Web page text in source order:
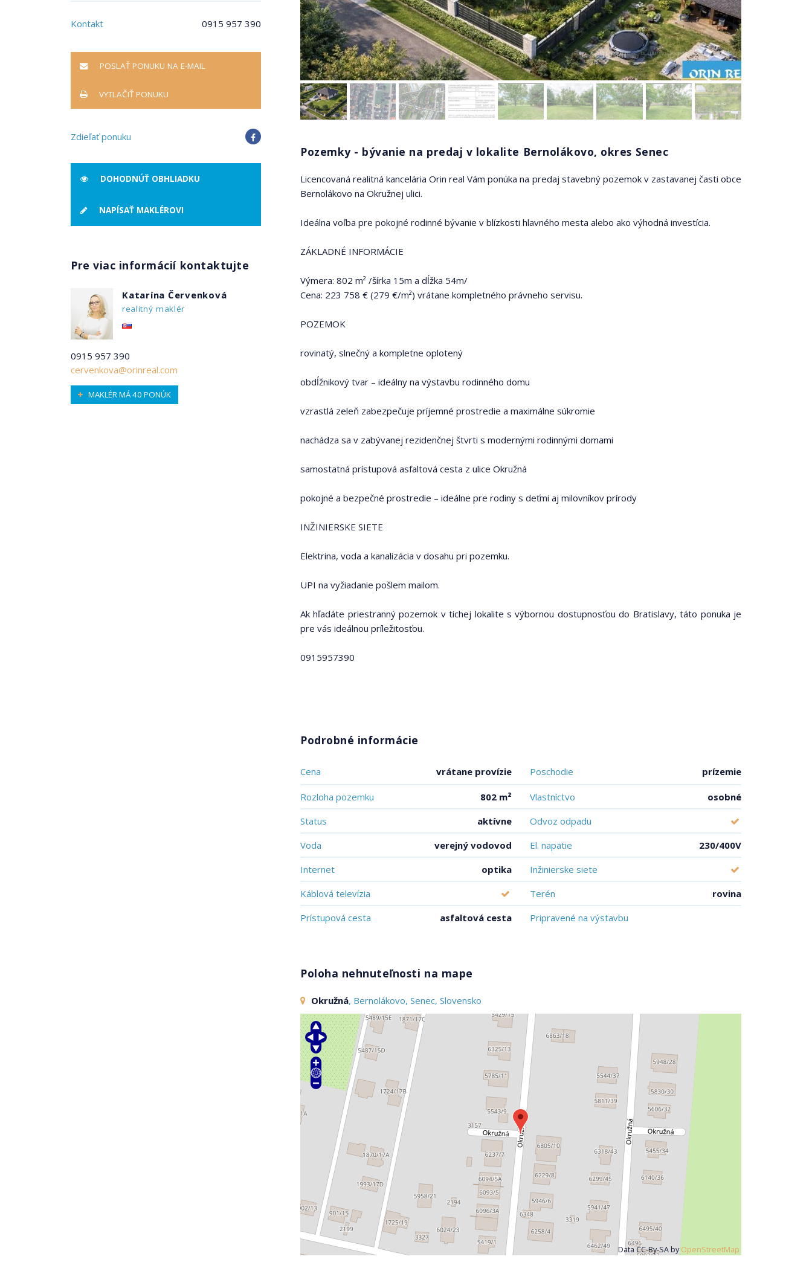
Pozemky - bývanie na predaj v lokalite Bernolákovo, okres Senec
Licencovaná realitná kancelária Orin real Vám ponúka na predaj stavebný pozemok v zastavanej časti obce
Bernolákovo na Okružnej ulici.
Ideálna voľba pre pokojné rodinné bývanie v blízkosti hlavného mesta alebo ako výhodná investícia.
ZÁKLADNÉ INFORMÁCIE
Výmera: 802 m² /šírka 15m a dĺžka 54m/
Cena: 223 758 € (279 €/m²) vrátane kompletného právneho servisu.
POZEMOK
rovinatý, slnečný a kompletne oplotený
obdĺžnikový tvar – ideálny na výstavbu rodinného domu
vzrastlá zeleň zabezpečuje príjemné prostredie a maximálne súkromie
nachádza sa v zabývanej rezidenčnej štvrti s modernými rodinnými domami
samostatná prístupová asfaltová cesta z ulice Okružná
pokojné a bezpečné prostredie – ideálne pre rodiny s deťmi aj milovníkov prírody
INŽINIERSKE SIETE
Elektrina, voda a kanalizácia v dosahu pri pozemku.
UPI na vyžiadanie pošlem mailom.
Ak hľadáte priestranný pozemok v tichej lokalite s výbornou dostupnosťou do Bratislavy, táto ponuka je
pre vás ideálnou príležitosťou.
0915957390
Podrobné informácie
Cena vrátane provízie Poschodie prízemie
Rozloha pozemku 802 m² Vlastníctvo
osobné
Status
aktívne
Odvoz odpadu
Voda
verejný vodovod El. napätie
230/400V
Internet
optika
Inžinierske siete
Káblová televízia
Terén
rovina
Prístupová cesta
asfaltová cesta Pripravené na výstavbu
Poloha nehnuteľnosti na mape
Okružná, Bernolákovo, Senec, Slovensko
Data CC-By-SA byOpenStreetMap
Kontakt 0915 957 390
POSLAŤ PONUKU NA E-MAIL
VYTLAČIŤ PONUKU
Zdieľať ponuku
DOHODNÚŤ OBHLIADKU
NAPÍSAŤ MAKLÉROVI
Pre viac informácií kontaktujte
Katarína Červenková
realitný maklér
0915 957 390
cervenkova@orinreal.com
MAKLÉR MÁ 40 PONÚK